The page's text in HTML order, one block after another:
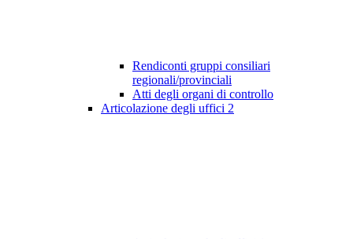
Rendiconti gruppi consiliari
regionali/provinciali
Atti degli organi di controllo
Articolazione degli uffici 2